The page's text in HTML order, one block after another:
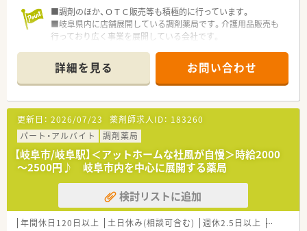
■調剤のほか、ＯＴＣ販売等も積極的に行っています。
■岐阜県内に店舗展開している調剤薬局です。介護用品販売も
行っており広く事業を展開している会社です。
負担が偏ることはありません。
詳細を見る お問い合わせ
更新日： 2026/07/23 薬剤師求人ID： 183260
パート・アルバイト
調剤薬局
【岐阜市/岐阜駅】＜アットホームな社風が自慢＞時給2000
～2500円♪ 岐阜市内を中心に展開する薬局
検討リストに追加
年間休日120日以上 土日休み(相談可含む) 週休2.5日以上 週32h以